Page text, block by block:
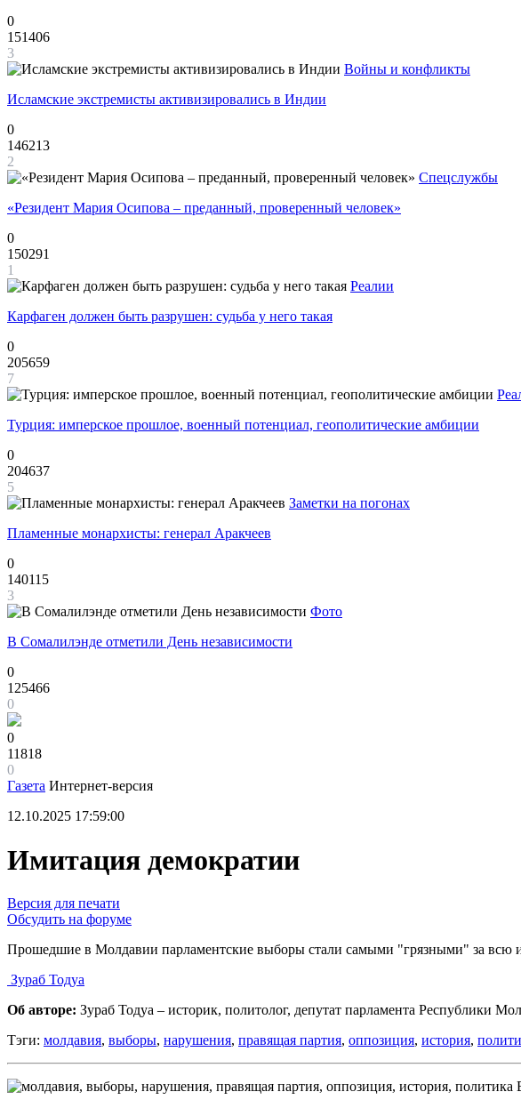
0
151406
3
Войны и конфликты
Исламские экстремисты активизировались в Индии
0
146213
2
Спецслужбы
«Резидент Мария Осипова – преданный, проверенный человек»
0
150291
1
Реалии
Карфаген должен быть разрушен: судьба у него такая
0
205659
7
Турция: имперское прошлое, военный потенциал, геополитические амбиции
0
204637
5
Заметки на погонах
Пламенные монархисты: генерал Аракчеев
0
140115
3
Фото
В Сомалилэнде отметили День независимости
0
125466
0
0
11818
0
Газета Интернет-версия
12.10.2025 17:59:00
Имитация демократии
Версия для печати
Обсудить на форуме
Прошедшие в Молдавии парламентские выборы стали самыми "грязными" за всю
Зураб Тодуа
Об авторе: Зураб Тодуа – историк, политолог, депутат парламента Республики
Тэги: молдавия, выборы, нарушения, правящая партия, оппозиция, история,